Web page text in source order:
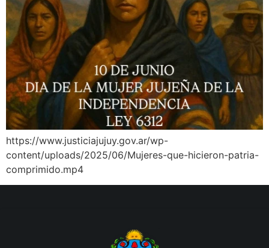
https://www.justiciajujuy.gov.ar/wp-
content/uploads/2025/06/Mujeres-que-hicieron-patria-
comprimido.mp4